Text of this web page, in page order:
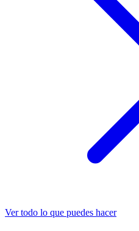
Ver todo lo que puedes hacer